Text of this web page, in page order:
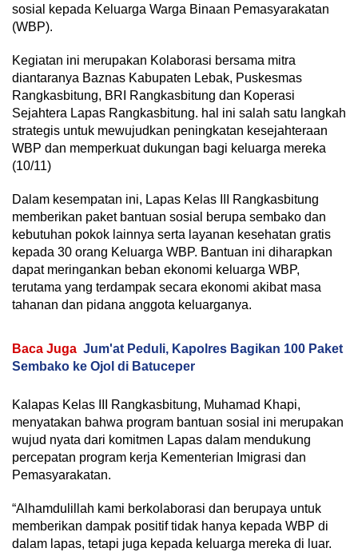
sosial kepada Keluarga Warga Binaan Pemasyarakatan
(WBP).
Kegiatan ini merupakan Kolaborasi bersama mitra
diantaranya Baznas Kabupaten Lebak, Puskesmas
Rangkasbitung, BRI Rangkasbitung dan Koperasi
Sejahtera Lapas Rangkasbitung. hal ini salah satu langkah
strategis untuk mewujudkan peningkatan kesejahteraan
WBP dan memperkuat dukungan bagi keluarga mereka
(10/11)
Dalam kesempatan ini, Lapas Kelas III Rangkasbitung
memberikan paket bantuan sosial berupa sembako dan
kebutuhan pokok lainnya serta layanan kesehatan gratis
kepada 30 orang Keluarga WBP. Bantuan ini diharapkan
dapat meringankan beban ekonomi keluarga WBP,
terutama yang terdampak secara ekonomi akibat masa
tahanan dan pidana anggota keluarganya.
Baca Juga Jum'at Peduli, Kapolres Bagikan 100 Paket
Sembako ke Ojol di Batuceper
Kalapas Kelas III Rangkasbitung, Muhamad Khapi,
menyatakan bahwa program bantuan sosial ini merupakan
wujud nyata dari komitmen Lapas dalam mendukung
percepatan program kerja Kementerian Imigrasi dan
Pemasyarakatan.
“Alhamdulillah kami berkolaborasi dan berupaya untuk
memberikan dampak positif tidak hanya kepada WBP di
dalam lapas, tetapi juga kepada keluarga mereka di luar.